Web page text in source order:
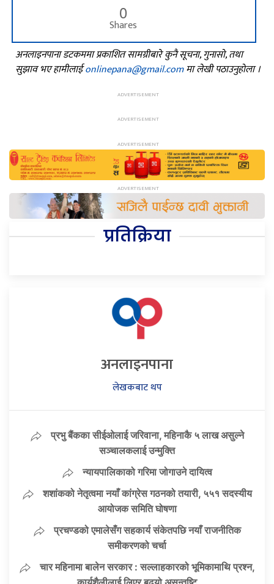
0
Shares
अनलाइनपाना डटकममा प्रकाशित सामग्रीबारे कुनै सूचना, गुनासो, तथा
सुझाव भए हामीलाईonlinepana@gmail.comमा लेखी पठाउनुहोला ।
प्रतिक्रिया
अनलाइनपाना
लेखकबाट थप
प्रभु बैंकका सीईओलाई जरिवाना, महिनाकै ५ लाख असुल्ने
सञ्चालकलाई उन्मुक्ति
न्यायपालिकाको गरिमा जोगाउने दायित्व
शशांकको नेतृत्वमा नयाँ कांग्रेस गठनको तयारी, ५५१ सदस्यीय
आयोजक समिति घोषणा
प्रचण्डको एमालेसँग सहकार्य संकेतपछि नयाँ राजनीतिक
समीकरणको चर्चा
चार महिनामा बालेन सरकार : सल्लाहकारको भूमिकामाथि प्रश्न,